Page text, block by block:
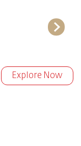
Explore Now